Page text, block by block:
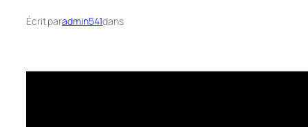
Écrit paradmin541dans